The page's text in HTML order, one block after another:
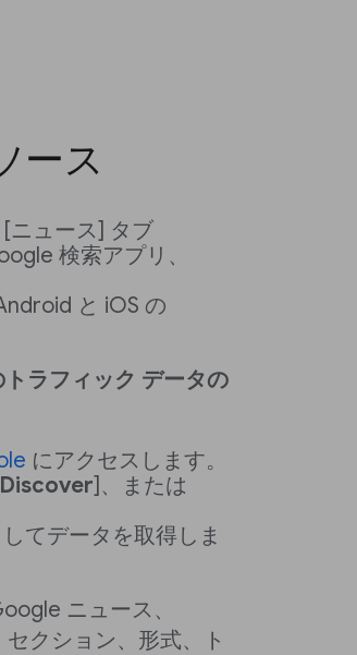
ース
ニュース] タブ
検索アプリ、
と iOS の
ラフィック データの
にアクセスします。
Discover]、または
てデータを取得しま
ニュース、
クション、形式、ト